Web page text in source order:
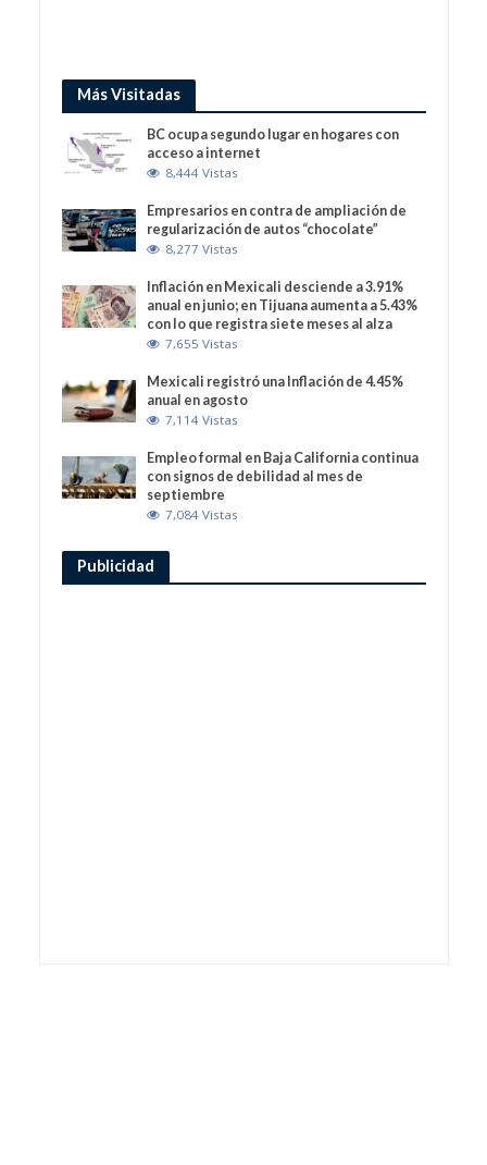
Más Visitadas
BC ocupa segundo lugar en hogares con
acceso a internet
8,444 Vistas
Empresarios en contra de ampliación de
regularización de autos “chocolate”
8,277 Vistas
Inflación en Mexicali desciende a 3.91%
anual en junio; en Tijuana aumenta a 5.43%
con lo que registra siete meses al alza
7,655 Vistas
Mexicali registró una Inflación de 4.45%
anual en agosto
7,114 Vistas
Empleo formal en Baja California continua
con signos de debilidad al mes de
septiembre
7,084 Vistas
Publicidad